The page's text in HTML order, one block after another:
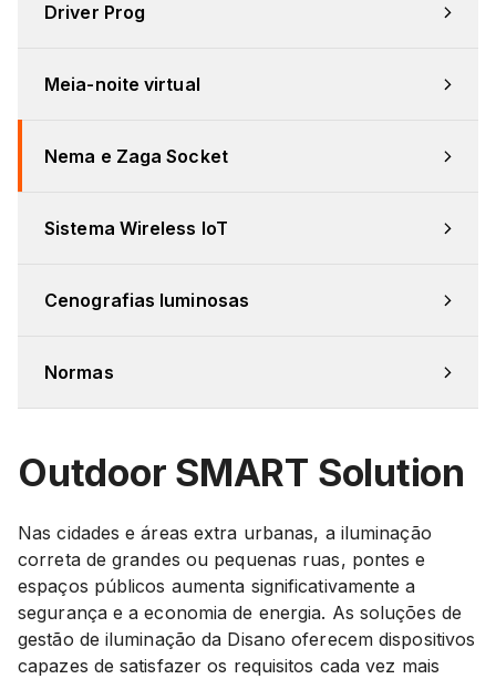
Driver Prog
Meia-noite virtual
Nema e Zaga Socket
Sistema Wireless IoT
Cenografias luminosas
Normas
Outdoor SMART Solution
Nas cidades e áreas extra urbanas, a iluminação
correta de grandes ou pequenas ruas, pontes e
espaços públicos aumenta significativamente a
segurança e a economia de energia. As soluções de
gestão de iluminação da Disano oferecem dispositivos
capazes de satisfazer os requisitos cada vez mais